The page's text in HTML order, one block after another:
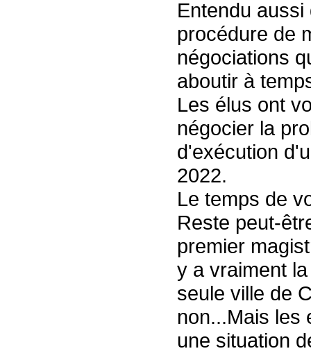
Entendu
procédure de
négociations
aboutir à
Les élus ont
négocier la
d'exécution
2022.
Le temps de
Reste peut-
premier
y a vraiment
seule ville de
non...Mais les
une situation